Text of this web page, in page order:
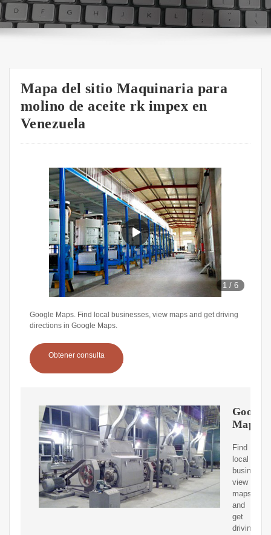
Mapa del sitio Maquinaria para
molino de aceite rk impex en
Venezuela
1 /6
Google Maps. Find local businesses, view maps and get driving
directions in Google Maps.
Obtener consulta
Google
Maps
Find
local
view
maps
and
get
driving